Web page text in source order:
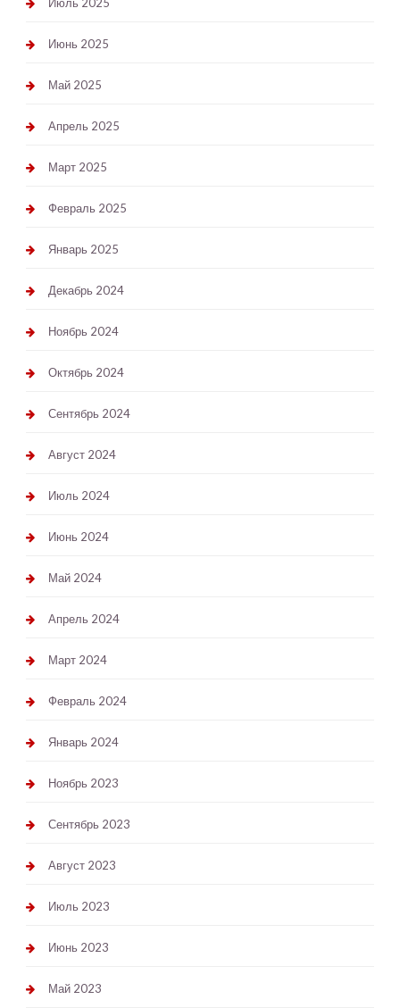
Июнь 2025
Май 2025
Апрель 2025
Март 2025
Февраль 2025
Январь 2025
Декабрь 2024
Ноябрь 2024
Октябрь 2024
Сентябрь 2024
Август 2024
Июль 2024
Июнь 2024
Май 2024
Апрель 2024
Март 2024
Февраль 2024
Январь 2024
Ноябрь 2023
Сентябрь 2023
Август 2023
Июль 2023
Июнь 2023
Май 2023